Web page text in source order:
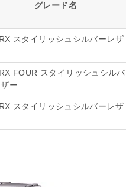
グレード名
スタイリッシュシルバーレザ
FOUR スタイリッシュシルバ
ー
スタイリッシュシルバーレザ